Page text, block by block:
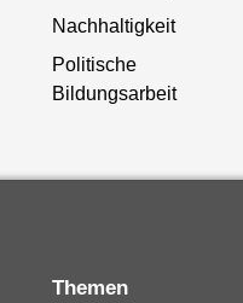
Nachhaltigkeit
Politische
Bildungsarbeit
Themen